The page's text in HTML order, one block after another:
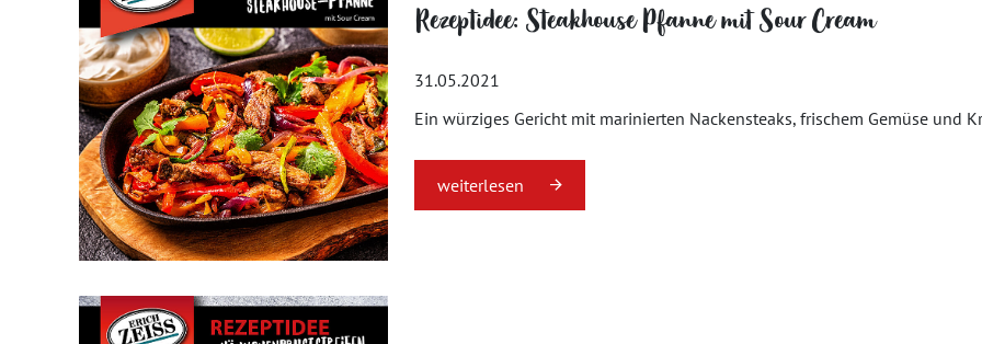
Rezeptidee: Steakhouse Pfanne mit Sour Cream
31.05.2021
Ein würziges Gericht mit marinierten Nackensteaks, frischem Gemüse und
weiterlesen